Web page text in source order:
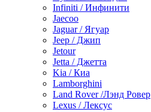
Infiniti / Инфинити
Jaecoo
Jaguar / Ягуар
Jeep / Джип
Jetour
Jetta / Джетта
Kia / Киа
Lamborghini
Land Rover /Лэнд Ровер
Lexus / Лексус